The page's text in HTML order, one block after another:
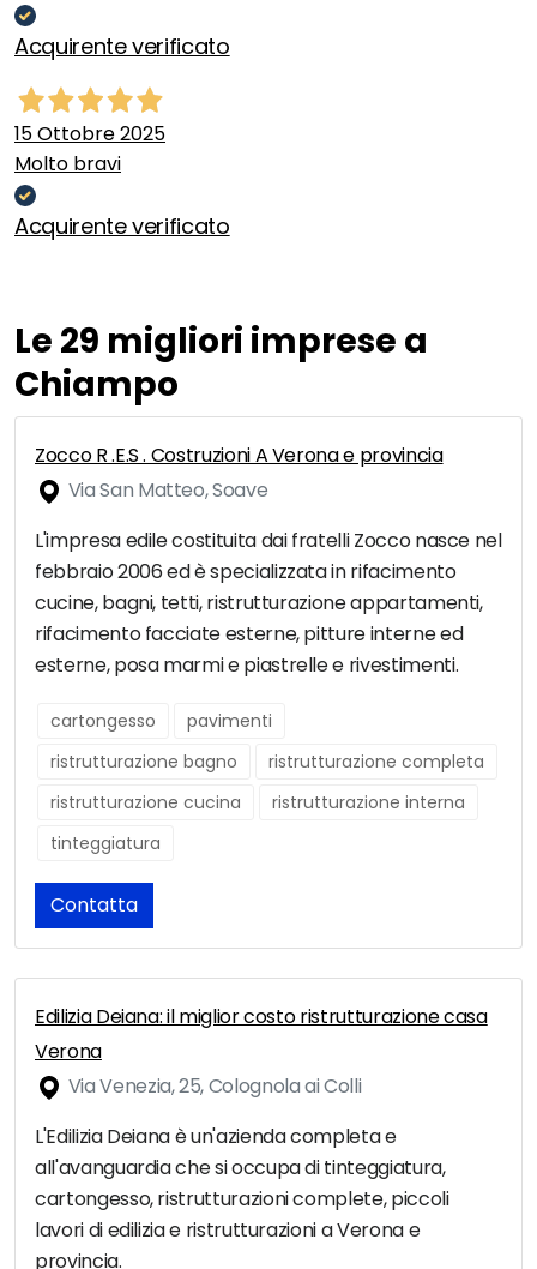
Acquirente verificato
15 Ottobre 2025
Molto bravi
Acquirente verificato
Le 29 migliori imprese a
Chiampo
Zocco R .E.S . Costruzioni A Verona e provincia
Via San Matteo, Soave
L'impresa edile costituita dai fratelli Zocco nasce nel
febbraio 2006 ed è specializzata in rifacimento
cucine, bagni, tetti, ristrutturazione appartamenti,
rifacimento facciate esterne, pitture interne ed
esterne, posa marmi e piastrelle e rivestimenti.
cartongesso
pavimenti
ristrutturazione bagno
ristrutturazione completa
ristrutturazione cucina
ristrutturazione interna
tinteggiatura
Contatta
Edilizia Deiana: il miglior costo ristrutturazione casa
Verona
Via Venezia, 25, Colognola ai Colli
L'Edilizia Deiana è un'azienda completa e
all'avanguardia che si occupa di tinteggiatura,
cartongesso, ristrutturazioni complete, piccoli
lavori di edilizia e ristrutturazioni a Verona e
provincia.